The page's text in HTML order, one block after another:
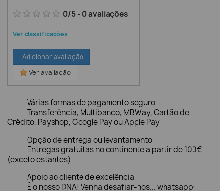
0/5- 0avaliações
Ver classificações
Adicionar avaliação
Ver avaliação
Várias formas de pagamento seguro
Transferência, Multibanco, MBWay, Cartão de
Crédito, Payshop, Google Pay ou Apple Pay
Opção de entrega ou levantamento
Entregas gratuitas no continente a partir de 100€
(exceto estantes)
Apoio ao cliente de excelência
É o nosso DNA! Venha desafiar-nos... whatsapp: